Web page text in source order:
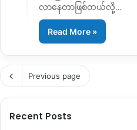
လာနေတာဖြစ်တယ်လို့…
Read More »
Previous page
Recent Posts